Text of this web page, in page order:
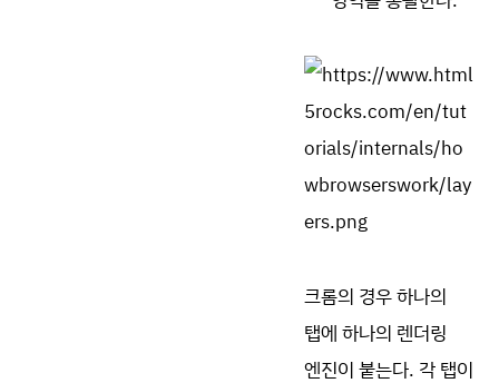
크롬의 경우 하나의
탭에 하나의 렌더링
엔진이 붙는다. 각 탭이